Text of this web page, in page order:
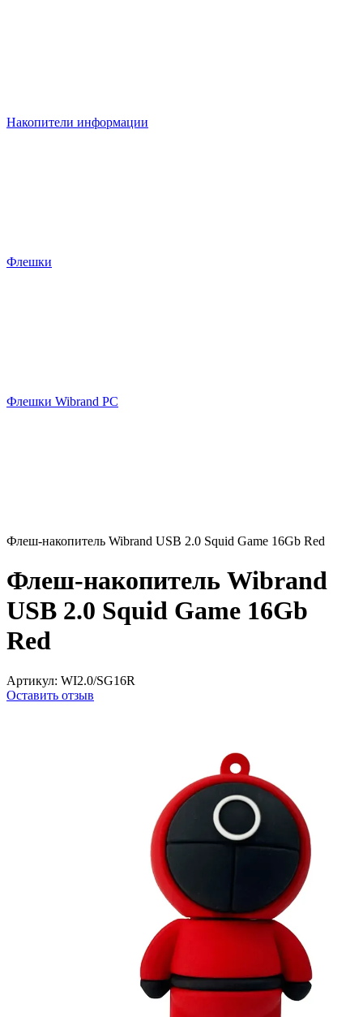
Накопители информации
Флешки
Флешки Wibrand PC
Флеш-накопитель Wibrand USB 2.0 Squid Game 16Gb Red
Флеш-накопитель Wibrand
USB 2.0 Squid Game 16Gb
Red
Артикул: WI2.0/SG16R
Оставить отзыв